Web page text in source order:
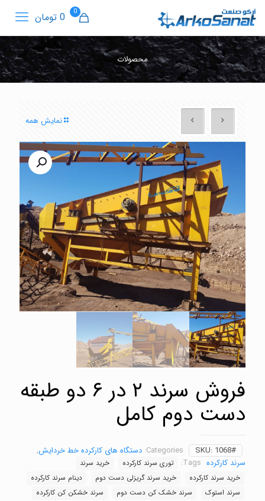
0 0 تومان
محصولات
نمایش همه
فروش سرند ۲ در ۶ دو طبقه
دست دوم کامل
SKU: 1068#
Categories: دستگاه های کارکرده خط خردایش,
سرند کارکرده Tags: توری سرند کارکرده
خرید سرند
خرید سرند کارکرده
خرید سرند گریزلی دست دوم
دینام سرند کارکرده
سرند استوک
سرند خشک کن دست دوم
سرند خشکن کن کارکرده